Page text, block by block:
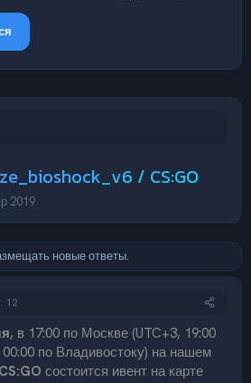
/ CS:GO
2019
новые ответы.
12
, в 17:00 по Москве (UTC+3, 19:00
00:00 по Владивостоку) на нашем
состоится ивент на карте